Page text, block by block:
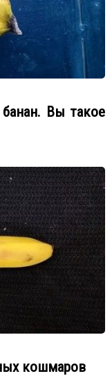
Вы такое
кошмаров